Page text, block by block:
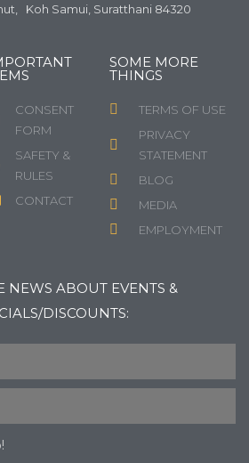
Koh Samui, Suratthani 84320
CONSENT
FORM
SAFETY &
RULES
CONTACT
SOME MORE
THINGS
TERMS OF USE
PRIVACY
STATEMENT
BLOG
MEDIA
EMPLOYMENT
NEWS ABOUT EVENTS &
DISCOUNTS: